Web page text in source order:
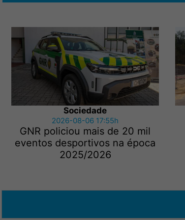
Sociedade
2026-08-06 17:55h
GNR policiou mais de 20 mil
eventos desportivos na época
2025/2026